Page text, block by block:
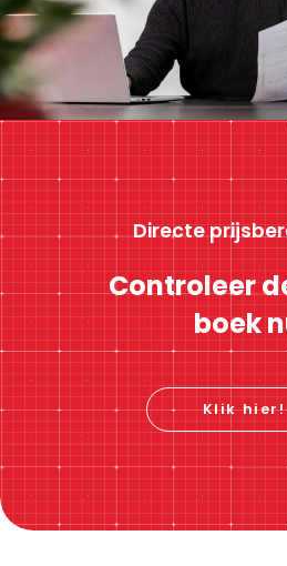
Directe
Controleer
boek
Klik hier!